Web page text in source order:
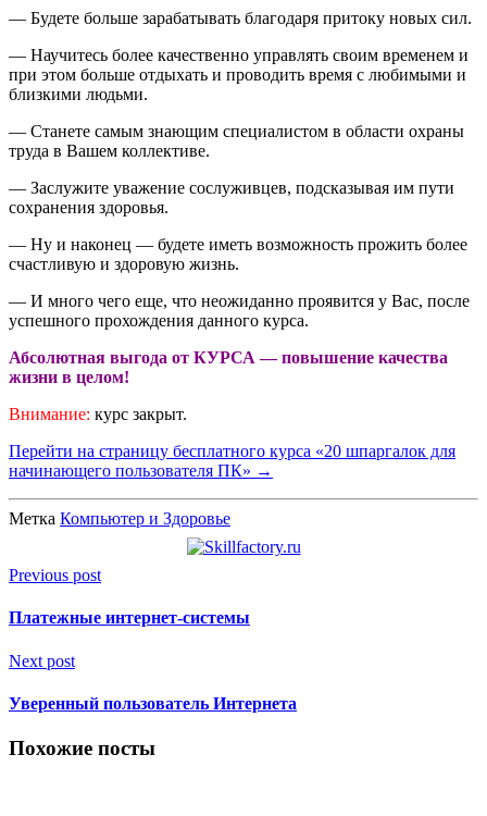
— Будете больше зарабатывать благодаря притоку новых сил.
— Научитесь более качественно управлять своим временем и
при этом больше отдыхать и проводить время с любимыми и
близкими людьми.
— Станете самым знающим специалистом в области охраны
труда в Вашем коллективе.
— Заслужите уважение сослуживцев, подсказывая им пути
сохранения здоровья.
— Ну и наконец — будете иметь возможность прожить более
счастливую и здоровую жизнь.
— И много чего еще, что неожиданно проявится у Вас, после
успешного прохождения данного курса.
Абсолютная выгода от КУРСА — повышение качества
жизни в целом!
Внимание: курс закрыт.
Перейти на страницу бесплатного курса «20 шпаргалок для
начинающего пользователя ПК» →
Метка Компьютер и Здоровье
Previous post
Платежные интернет-системы
Next post
Уверенный пользователь Интернета
Похожие посты